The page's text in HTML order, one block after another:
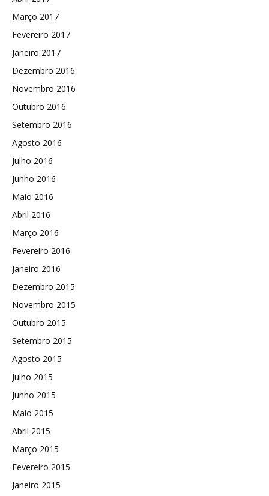
Março 2017
Fevereiro 2017
Janeiro 2017
Dezembro 2016
Novembro 2016
Outubro 2016
Setembro 2016
Agosto 2016
Julho 2016
Junho 2016
Maio 2016
Abril 2016
Março 2016
Fevereiro 2016
Janeiro 2016
Dezembro 2015
Novembro 2015
Outubro 2015
Setembro 2015
Agosto 2015
Julho 2015
Junho 2015
Maio 2015
Abril 2015
Março 2015
Fevereiro 2015
Janeiro 2015